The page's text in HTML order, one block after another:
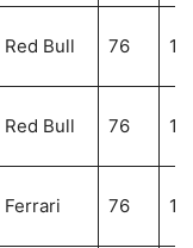
Red Bull 76
Red Bull 76
Ferrari 76